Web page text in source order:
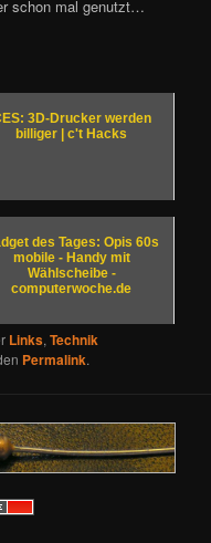
schon mal genutzt…
3D-Drucker werden
billiger | c't Hacks
des Tages: Opis 60s
mobile - Handy mit
Wählscheibe -
computerwoche.de
Links,Technik
Permalink.